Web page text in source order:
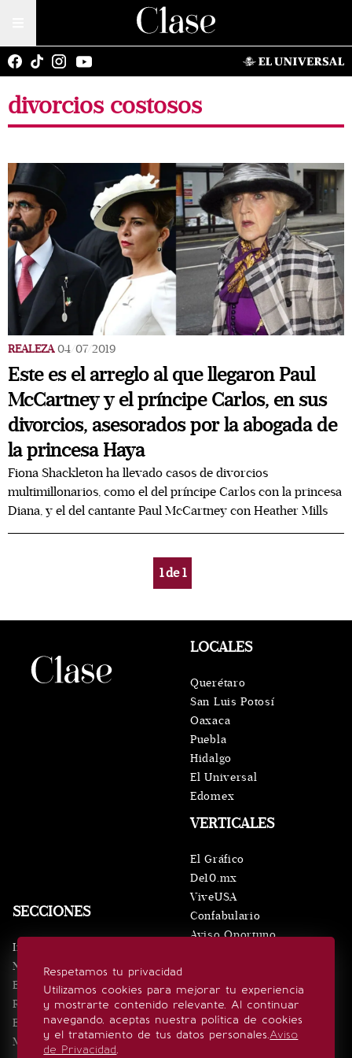
divorcios costosos
REALEZA 04/07/2019
Este es el arreglo al que llegaron Paul
McCartney y el príncipe Carlos, en sus
divorcios, asesorados por la abogada de
la princesa Haya
Fiona Shackleton ha llevado casos de divorcios
multimillonarios, como el del príncipe Carlos con la princesa
Diana, y el del cantante Paul McCartney con Heather Mills
1de1
Respetamos tu privacidad
Utilizamos cookies para mejorar tu experiencia
y mostrarte contenido relevante. Al continuar
navegando, aceptas nuestra política de cookies
y el tratamiento de tus datos personales.Aviso
de Privacidad.
SECCIONES
Inicio
Noticias
Eventos
Realeza
Estilo de vida
Minuto x Minuto
VERTICALES
El Gráfico
De10.mx
ViveUSA
Confabulario
Aviso Oportuno
LOCALES
Querétaro
San Luis Potosí
Oaxaca
Puebla
Hidalgo
El Universal
Edomex
SÍGUENOS